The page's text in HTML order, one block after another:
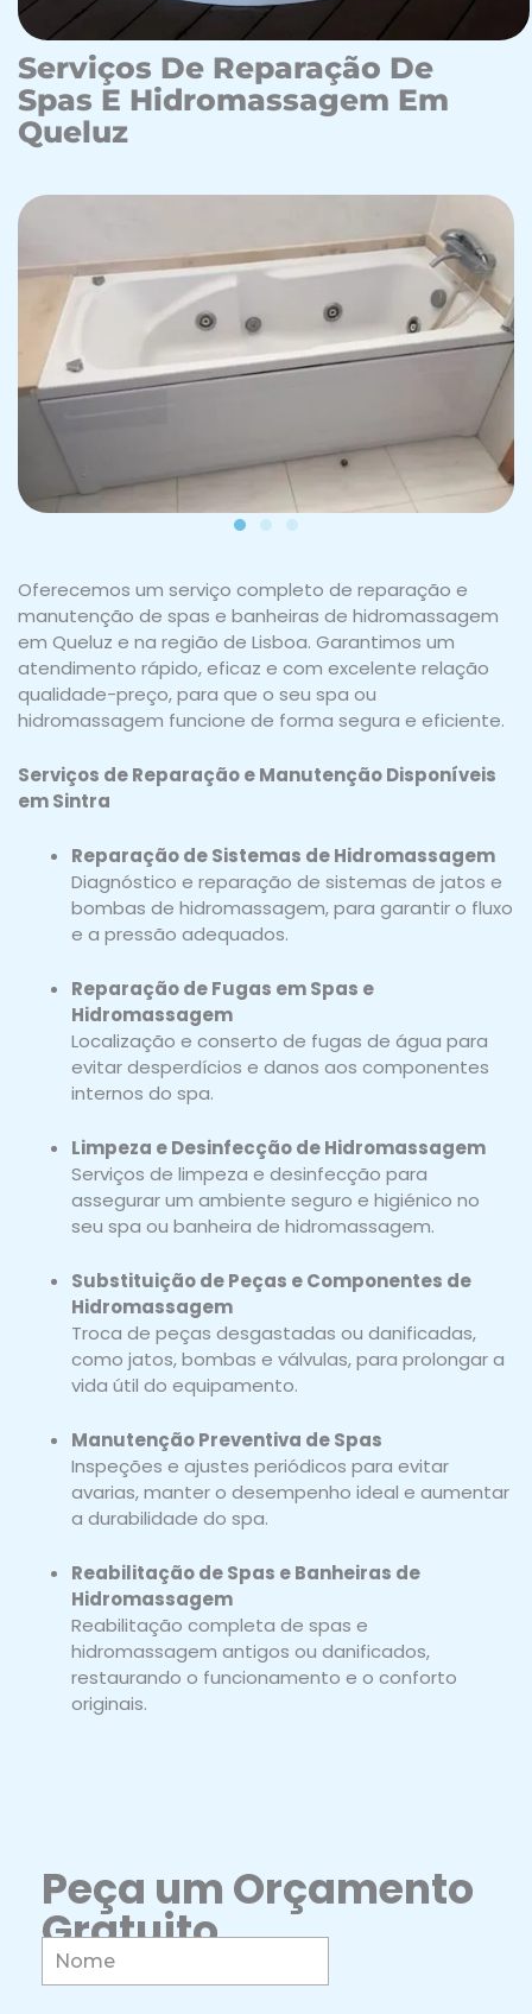
Serviços De Reparação De
Spas E Hidromassagem Em
Queluz
Oferecemos um serviço completo de reparação e
manutenção de spas e banheiras de hidromassagem
em Queluz e na região de Lisboa. Garantimos um
atendimento rápido, eficaz e com excelente relação
qualidade-preço, para que o seu spa ou
hidromassagem funcione de forma segura e eficiente.
Serviços de Reparação e Manutenção Disponíveis
em Sintra
Reparação de Sistemas de Hidromassagem
Diagnóstico e reparação de sistemas de jatos e
bombas de hidromassagem, para garantir o fluxo
e a pressão adequados.
Reparação de Fugas em Spas e
Hidromassagem
Localização e conserto de fugas de água para
evitar desperdícios e danos aos componentes
internos do spa.
Limpeza e Desinfecção de Hidromassagem
Serviços de limpeza e desinfecção para
assegurar um ambiente seguro e higiénico no
seu spa ou banheira de hidromassagem.
Substituição de Peças e Componentes de
Hidromassagem
Troca de peças desgastadas ou danificadas,
como jatos, bombas e válvulas, para prolongar a
vida útil do equipamento.
Manutenção Preventiva de Spas
Inspeções e ajustes periódicos para evitar
avarias, manter o desempenho ideal e aumentar
a durabilidade do spa.
Reabilitação de Spas e Banheiras de
Hidromassagem
Reabilitação completa de spas e
hidromassagem antigos ou danificados,
restaurando o funcionamento e o conforto
originais.
Peça um Orçamento
Gratuito